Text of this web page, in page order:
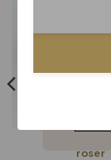
roser